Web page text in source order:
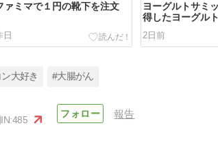
ァミマで１円の靴下を注文
日
ヨーグルトサミ
得したヨーグルト
2日前
大好き #大腸がん
485
報告